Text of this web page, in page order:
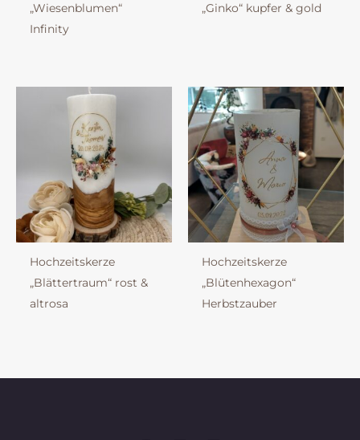
„Wiesenblumen“
Infinity
„Ginko“ kupfer & gold
Hochzeitskerze
„Blättertraum“ rost &
altrosa
Hochzeitskerze
„Blütenhexagon“
Herbstzauber